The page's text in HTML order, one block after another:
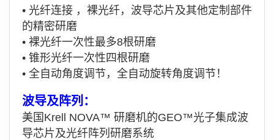
• 光纤连接 ，裸光纤，波导芯片及其他定制部件
的精密研磨
• 裸光纤一次性最多8根研磨
• 锥形光纤一次性四根研磨
• 全自动角度调节，全自动旋转角度调节！
波导及阵列：
美国 Krell NOVA™ 研磨机的GEO™光子集成波
导芯片及光纤阵列研磨系统